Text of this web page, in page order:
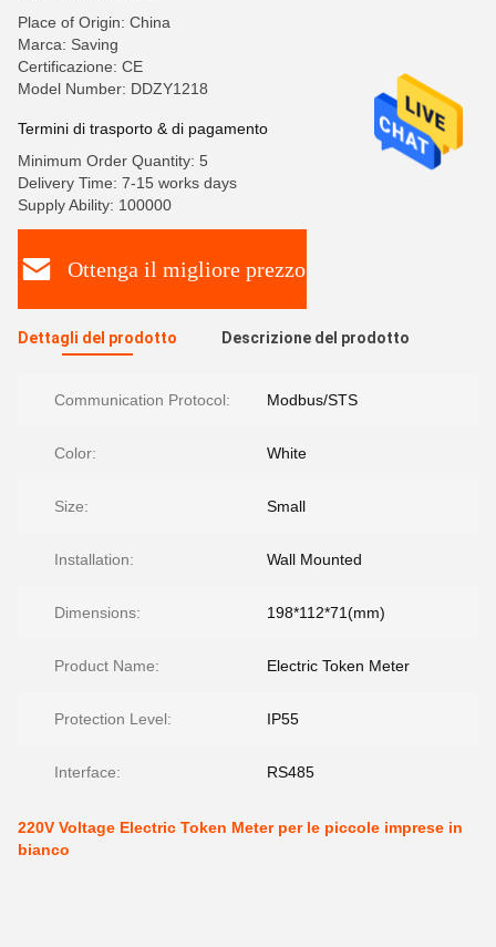
Place of Origin: China
Marca: Saving
Certificazione: CE
Model Number: DDZY1218
Termini di trasporto & di pagamento
Minimum Order Quantity: 5
Delivery Time: 7-15 works days
Supply Ability: 100000
Ottenga il migliore prezzo
Dettagli del prodotto Descrizione del prodotto
Communication Protocol: Modbus/STS
Color: White
Size: Small
Installation: Wall Mounted
Dimensions: 198*112*71(mm)
Product Name: Electric Token Meter
Protection Level: IP55
Interface: RS485
220V Voltage Electric Token Meter per le piccole imprese in
bianco